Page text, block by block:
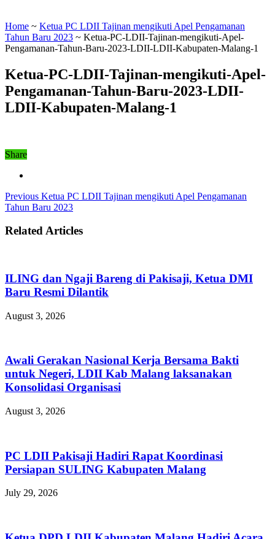
Home ~ Ketua PC LDII Tajinan mengikuti Apel Pengamanan
Tahun Baru 2023 ~ Ketua-PC-LDII-Tajinan-mengikuti-Apel-
Pengamanan-Tahun-Baru-2023-LDII-LDII-Kabupaten-Malang-1
Ketua-PC-LDII-Tajinan-mengikuti-Apel-
Pengamanan-Tahun-Baru-2023-LDII-
LDII-Kabupaten-Malang-1
Share
Previous Ketua PC LDII Tajinan mengikuti Apel Pengamanan
Tahun Baru 2023
Related Articles
ILING dan Ngaji Bareng di Pakisaji, Ketua DMI
Baru Resmi Dilantik
August 3, 2026
Awali Gerakan Nasional Kerja Bersama Bakti
untuk Negeri, LDII Kab Malang laksanakan
Konsolidasi Organisasi
August 3, 2026
PC LDII Pakisaji Hadiri Rapat Koordinasi
Persiapan SULING Kabupaten Malang
July 29, 2026